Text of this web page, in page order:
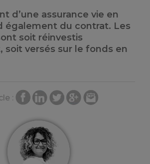
d’une assurance vie en
également du contrat. Les
soit réinvestis
soit versés sur le fonds en
: